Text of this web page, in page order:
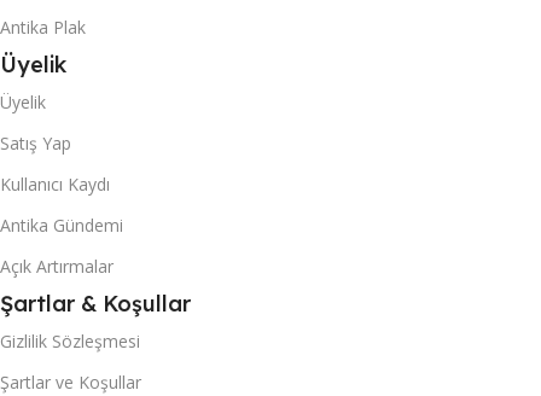
Antika Plak
Üyelik
Üyelik
Satış Yap
Kullanıcı Kaydı
Antika Gündemi
Açık Artırmalar
Şartlar & Koşullar
Gizlilik Sözleşmesi
Şartlar ve Koşullar